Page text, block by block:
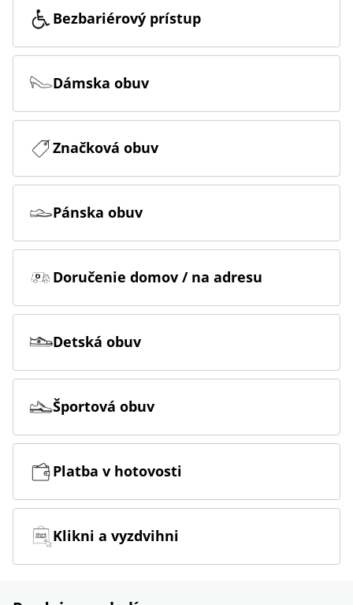
Bezbariérový prístup
Dámska obuv
Značková obuv
Pánska obuv
Doručenie domov / na adresu
Detská obuv
Športová obuv
Platba v hotovosti
Klikni a vyzdvihni